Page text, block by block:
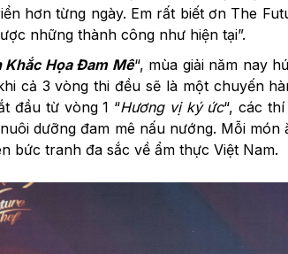
hơn từng ngày. Em rất biết ơn The
những thành công như hiện tại”.
Khắc Họa Đam Mê“, mùa giải năm nay
cả 3 vòng thi đều sẽ là một chuyến
đầu từ vòng 1 “Hương vị ký ức“, các
dưỡng đam mê nấu nướng. Mỗi
bức tranh đa sắc về ẩm thực Việt Nam.